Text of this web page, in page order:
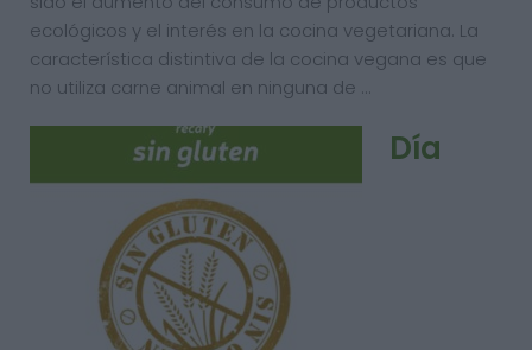
ecológicos y el interés en la cocina vegetariana. La
característica distintiva de la cocina vegana es que
no utiliza carne animal en ninguna de …
Día